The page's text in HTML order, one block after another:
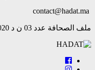
ملف الصحافة عدد 03 ن د 2020